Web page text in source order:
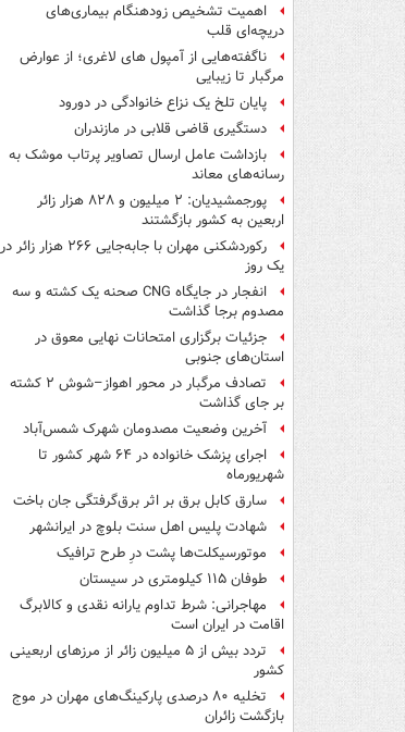
اهمیت تشخیص زودهنگام بیماری‌های
دریچه‌ای قلب
ناگفته‌هایی از آمپول های لاغری؛ از عوارض
مرگبار تا زیبایی
پایان تلخ یک نزاع خانوادگی در دورود
دستگیری قاضی قلابی در مازندران
بازداشت عامل ارسال تصاویر پرتاب موشک به
رسانه‌های معاند
پورجمشیدیان: ۲ میلیون و ۸۲۸ هزار زائر
اربعین به کشور بازگشتند
رکوردشکنی مهران با جابه‌جایی ۲۶۶ هزار زائر در
یک روز
انفجار در جایگاه CNG صحنه یک کشته و سه
مصدوم برجا گذاشت
جزئیات برگزاری امتحانات نهایی معوق در
استان‌های جنوبی
تصادف مرگبار در محور اهواز–شوش ۲ کشته
بر جای گذاشت
آخرین وضعیت مصدومان شهرک شمس‌آباد
اجرای پزشک خانواده در ۶۴ شهر کشور تا
شهریورماه
سارق کابل برق بر اثر برق‌گرفتگی جان باخت
شهادت پلیس اهل سنت بلوچ در ایرانشهر
موتورسیکلت‌ها پشت درِ طرح ترافیک
طوفان ۱۱۵ کیلومتری در سیستان
مهاجرانی: شرط تداوم یارانه نقدی و کالابرگ
اقامت در ایران است
تردد بیش از ۵ میلیون زائر از مرزهای اربعینی
کشور
تخلیه ۸۰ درصدی پارکینگ‌های مهران در موج
بازگشت زائران